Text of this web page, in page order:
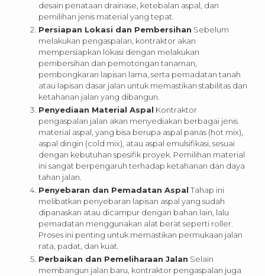
desain penataan drainase, ketebalan aspal, dan
pemilihan jenis material yang tepat.
Persiapan Lokasi dan Pembersihan Sebelum
melakukan pengaspalan, kontraktor akan
mempersiapkan lokasi dengan melakukan
pembersihan dan pemotongan tanaman,
pembongkaran lapisan lama, serta pemadatan tanah
atau lapisan dasar jalan untuk memastikan stabilitas dan
ketahanan jalan yang dibangun.
Penyediaan Material Aspal Kontraktor
pengaspalan jalan akan menyediakan berbagai jenis
material aspal, yang bisa berupa aspal panas (hot mix),
aspal dingin (cold mix), atau aspal emulsifikasi, sesuai
dengan kebutuhan spesifik proyek. Pemilihan material
ini sangat berpengaruh terhadap ketahanan dan daya
tahan jalan.
Penyebaran dan Pemadatan Aspal Tahap ini
melibatkan penyebaran lapisan aspal yang sudah
dipanaskan atau dicampur dengan bahan lain, lalu
pemadatan menggunakan alat berat seperti roller.
Proses ini penting untuk memastikan permukaan jalan
rata, padat, dan kuat.
Perbaikan dan Pemeliharaan Jalan Selain
membangun jalan baru, kontraktor pengaspalan juga